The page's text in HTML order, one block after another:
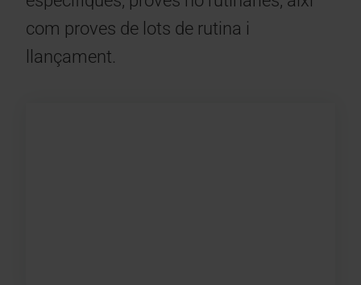
com proves de lots de rutina i
llançament.